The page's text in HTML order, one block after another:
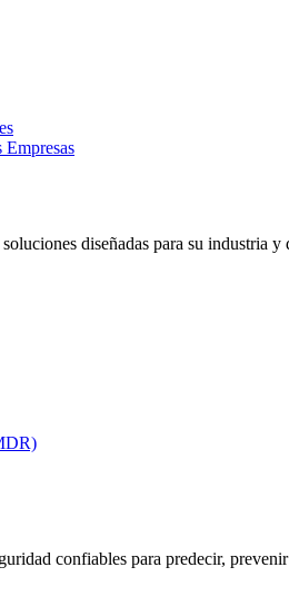
Empresas
diseñadas para su industria y
confiables para predecir,